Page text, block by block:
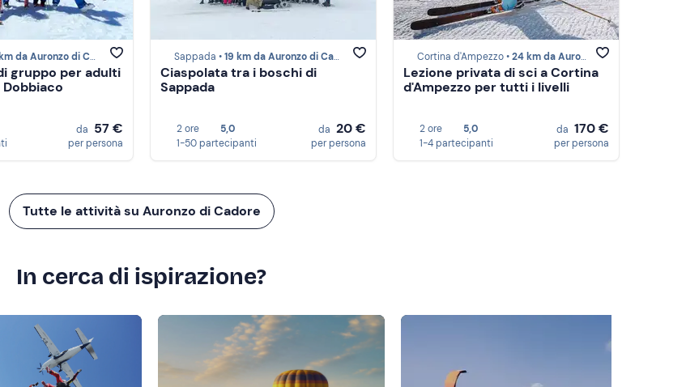
da Auronzo di Cadore
gruppo per adulti
da 57 €
per persona
Sappada •19 km da Auronzo di Cadore
Ciaspolata tra i boschi di
Sappada
2 ore
5,0
1-50 partecipanti
da 20 €
per persona
Cortina d'Ampezzo •24 km da Auronzo di Cadore
Lezione privata di sci a Cortina
d'Ampezzo per tutti i livelli
2 ore
5,0
1-4 partecipanti
da 170 €
per persona
Tutte le attività su Auronzo di Cadore
In cerca di ispirazione?